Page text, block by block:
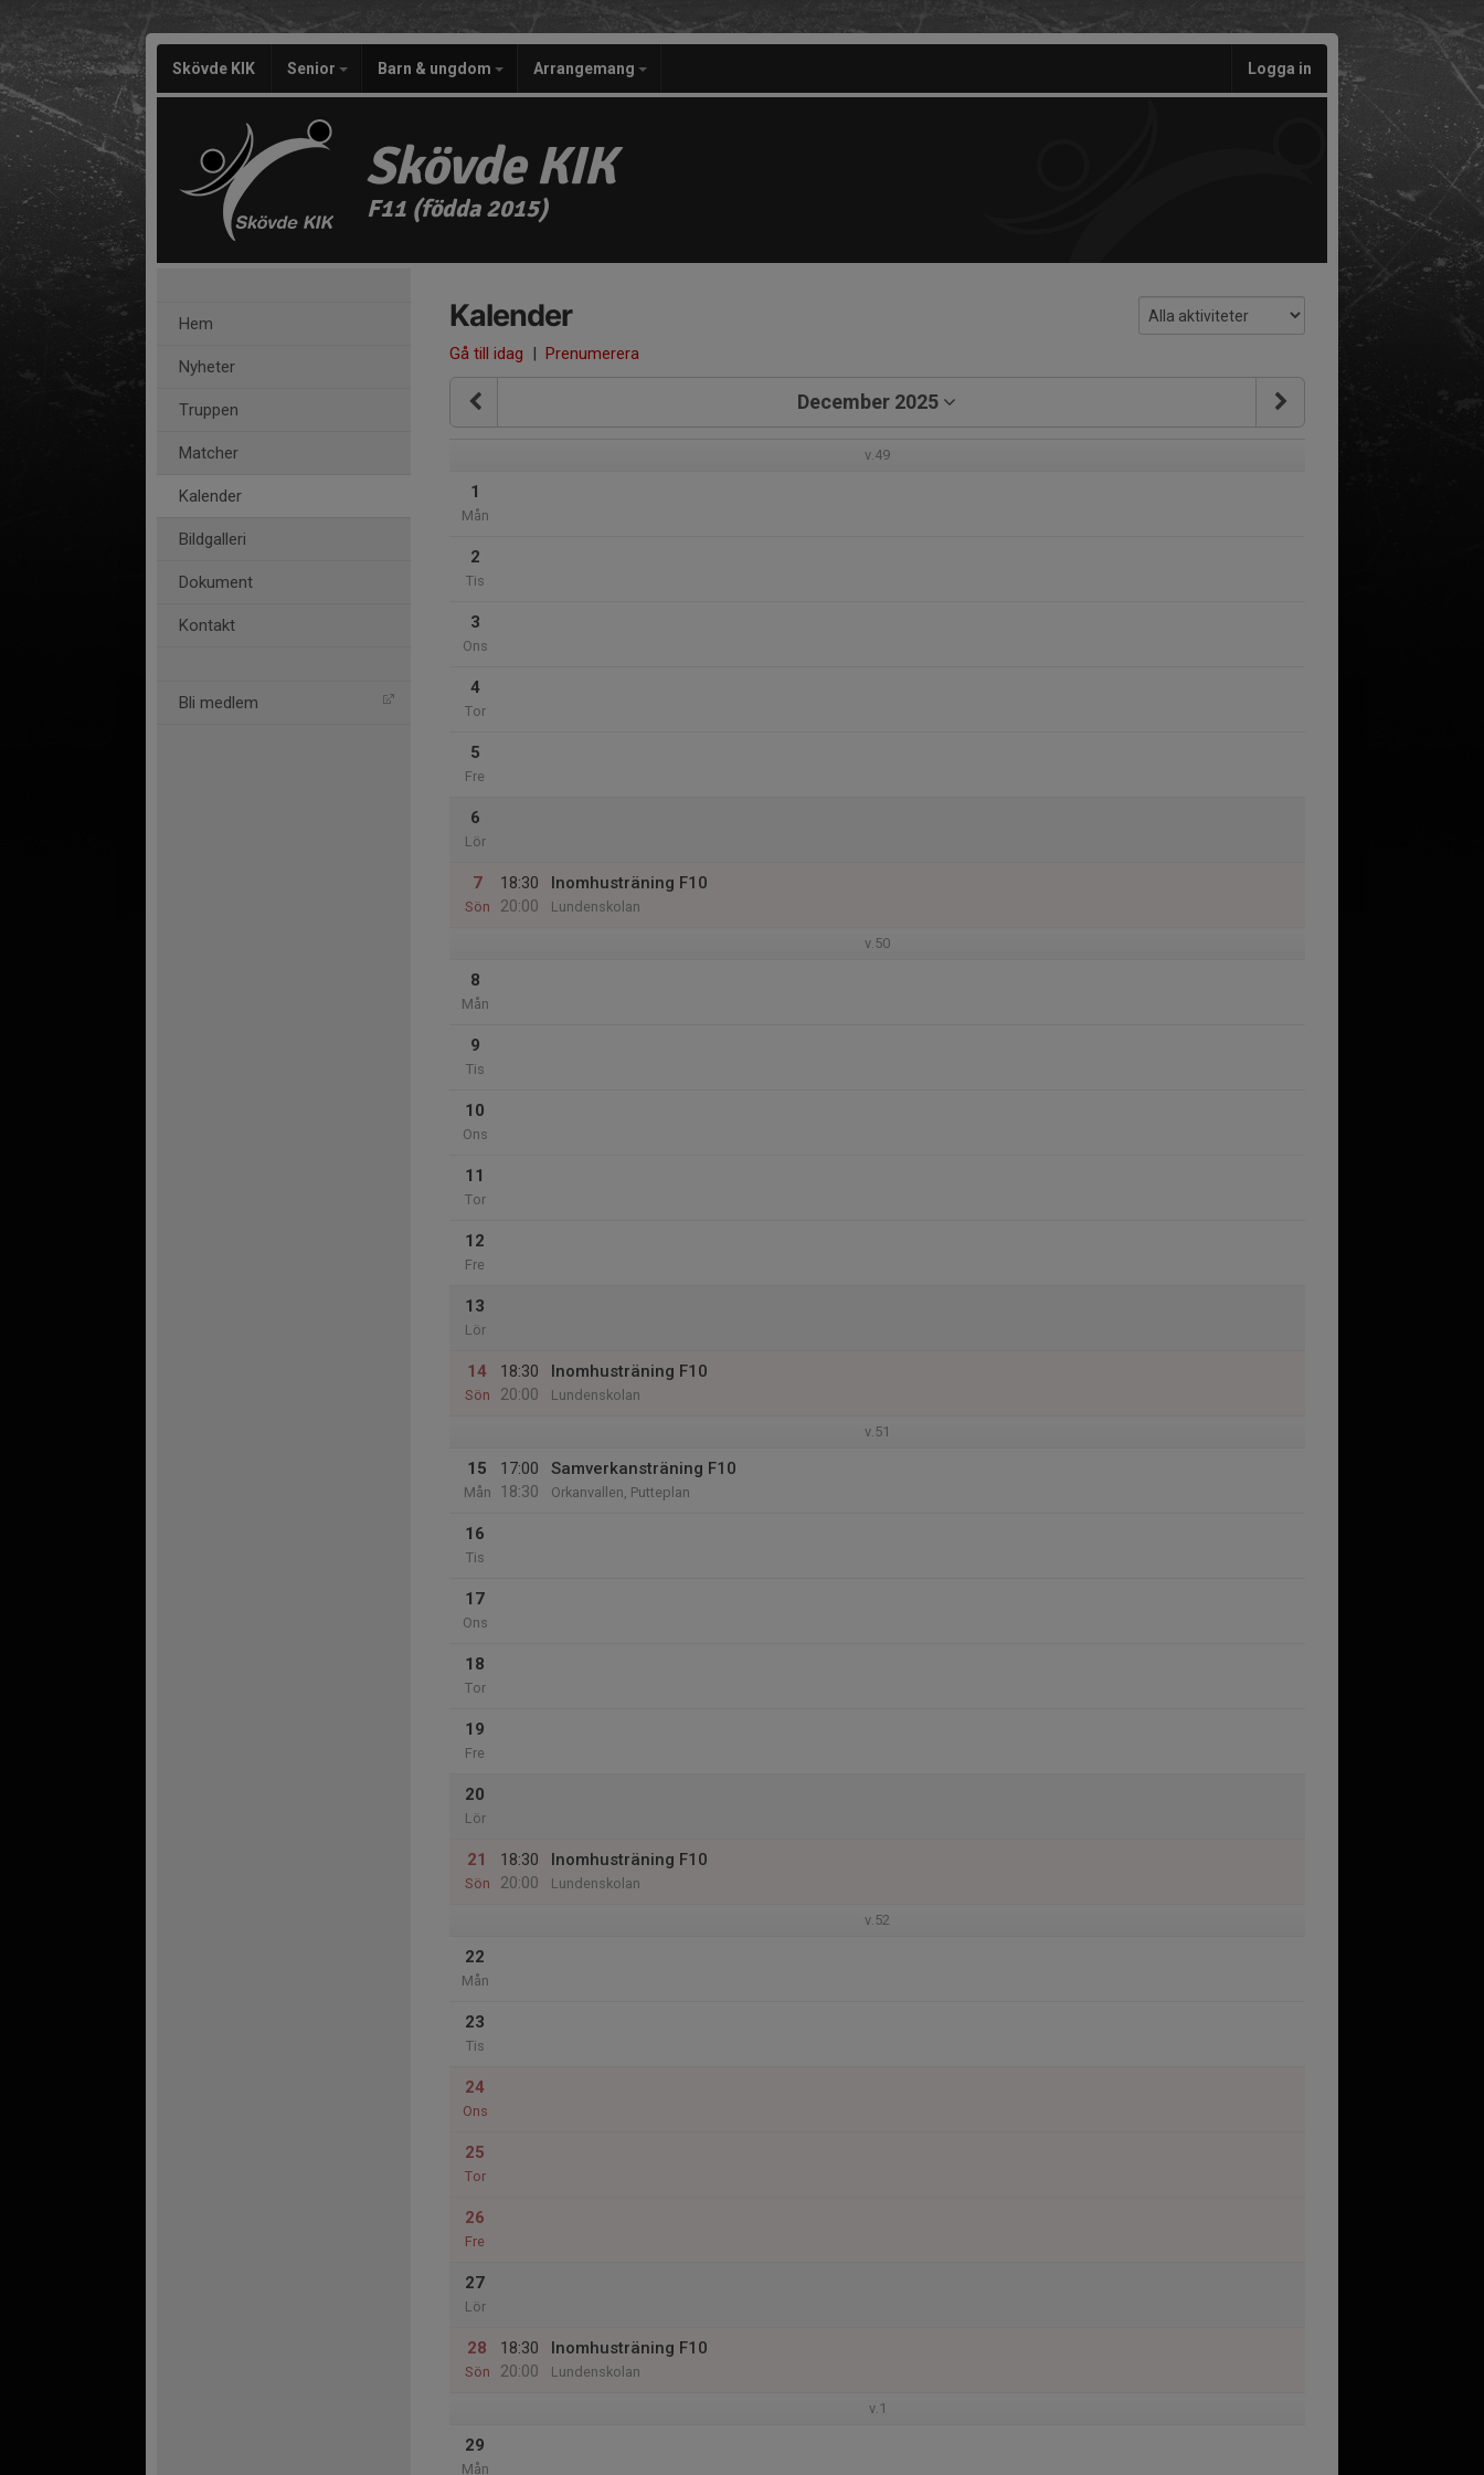
Skövde KIK Senior Barn & ungdom Arrangemang Logga in
Skövde KIK
F11 (födda 2015)
Hem
Nyheter
Truppen
Matcher
Kalender
Bildgalleri
Dokument
Kontakt
Bli medlem
Kalender
Gå till idag | Prenumerera
December 2025
v.49
1
Mån
2
Tis
3
Ons
4
Tor
5
Fre
6
Lör
7
Sön
18:30
20:00
Inomhusträning F10
Lundenskolan
v.50
8
Mån
9
Tis
10
Ons
11
Tor
12
Fre
13
Lör
14
Sön
18:30
20:00
Inomhusträning F10
Lundenskolan
v.51
15
Mån
17:00
18:30
Samverkansträning F10
Orkanvallen, Putteplan
16
Tis
17
Ons
18
Tor
19
Fre
20
Lör
21
Sön
18:30
20:00
Inomhusträning F10
Lundenskolan
v.52
22
Mån
23
Tis
24
Ons
25
Tor
26
Fre
27
Lör
28
Sön
18:30
20:00
Inomhusträning F10
Lundenskolan
v.1
29
Mån